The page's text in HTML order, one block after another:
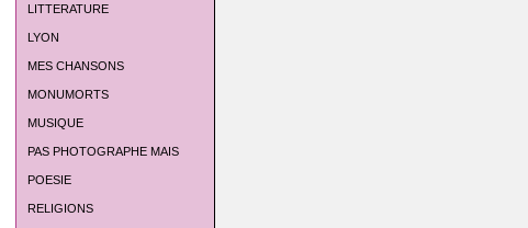
LITTERATURE
LYON
MES CHANSONS
MONUMORTS
MUSIQUE
PAS PHOTOGRAPHE MAIS
POESIE
RELIGIONS